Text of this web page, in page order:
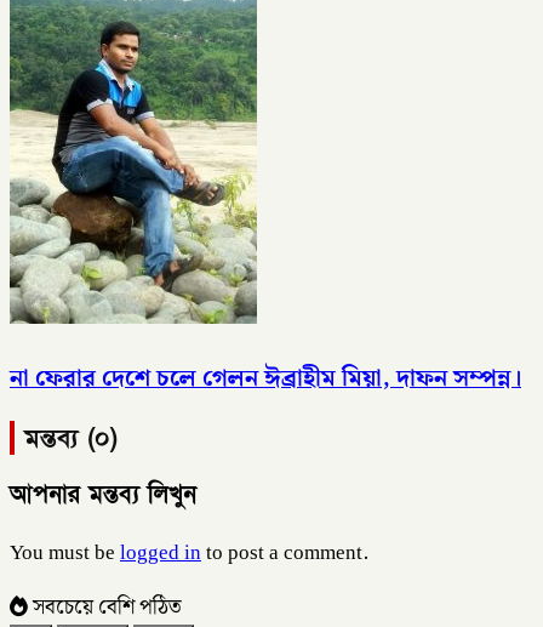
না ফেরার দেশে চলে গেলন ঈব্রাহীম মিয়া, দাফন সম্পন্ন।
মন্তব্য (০)
আপনার মন্তব্য লিখুন
You must belogged into post a comment.
সবচেয়ে বেশি পঠিত